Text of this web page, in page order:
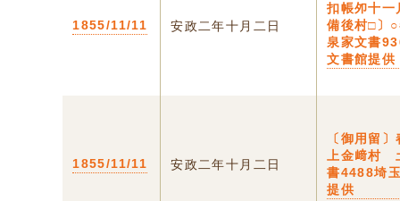
1855/11/11 安政二年十月二日
扣帳夘十一
備後村□〕
泉家文書
文書館提供
1855/11/11 安政二年十月二日
〔御用留
上金﨑村
書4488埼
提供